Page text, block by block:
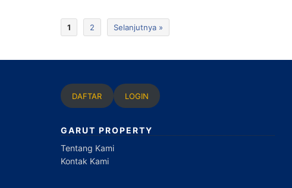
1 2 Selanjutnya »
DAFTAR LOGIN
GARUT PROPERTY
Tentang Kami
Kontak Kami